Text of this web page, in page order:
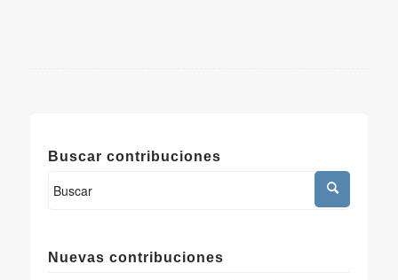
Buscar contribuciones
Nuevas contribuciones